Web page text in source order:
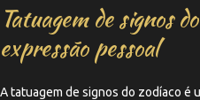
Tatuagem de signos
expressão pessoal
A tatuagem de signos do zodíaco é